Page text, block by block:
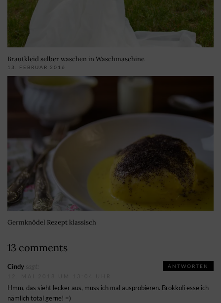
Brautkleid selber waschen in Waschmaschine
13. FEBRUAR 2016
Germknödel Rezept klassisch
13 comments
Cindy
Hmm, das sieht lecker aus, muss ich mal ausprobieren. Brokkoli esse ich
nämlich total gerne! =)
ANTWORTEN